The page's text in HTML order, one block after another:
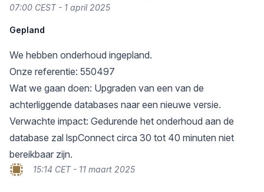
07:00 CEST - 1 april 2025
Gepland
We hebben onderhoud ingepland.
Onze referentie: 550497
Wat we gaan doen: Upgraden van een van de
achterliggende databases naar een nieuwe versie.
Verwachte impact: Gedurende het onderhoud aan de
database zal lspConnect circa 30 tot 40 minuten niet
bereikbaar zijn.
15:14 CET - 11 maart 2025